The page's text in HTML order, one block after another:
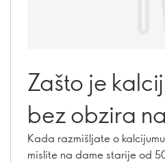
Zašto je
bez obzira
Kada razmišljate o
mislite na dame starije od